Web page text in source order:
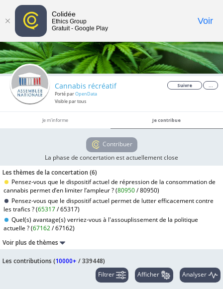
Toggle
Cannabis récréatif
Porté parOpenData
Visible par tous
Suivre ...
Je m'informe Je contribue
Contribuer
La phase de concertation est actuellement close
Les thèmes de la concertation (6)
Pensez-vous que le dispositif actuel de répression de la consommation de
cannabis permet d’en limiter l’ampleur ? (80950/80950)
Pensez-vous que le dispositif actuel permet de lutter efficacement contre
les trafics ? (65317/65317)
Quel(s) avantage(s) verriez-vous à l'assouplissement de la politique
actuelle ? (67162/67162)
Voir plus de thèmes
Les contributions (10000+ /339448)
Filtrer
Afficher Analyser
Colidée
Ethics Group
Gratuit - Google Play
Voir